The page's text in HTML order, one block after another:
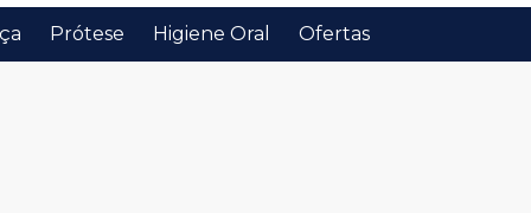
Prótese Higiene Oral Ofertas